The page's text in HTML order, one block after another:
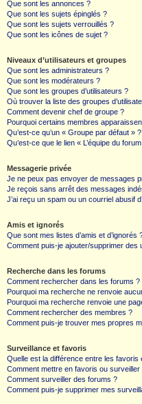
Que sont les annonces ?
Que sont les sujets épinglés ?
Que sont les sujets verrouillés ?
Que sont les icônes de sujet ?
Niveaux d’utilisateurs et groupes
Que sont les administrateurs ?
Que sont les modérateurs ?
Que sont les groupes d’utilisateurs ?
Où trouver la liste des groupes
Comment devenir chef de groupe ?
Pourquoi certains membres
Qu’est-ce qu’un « Groupe par défaut » ?
Qu’est-ce que le lien « L’équipe du
Messagerie privée
Je ne peux pas envoyer de messages
Je reçois sans arrêt des messages
J’ai reçu un spam ou un courriel abusif
Amis et ignorés
Que sont mes listes d’amis et d’ignorés
Comment puis-je ajouter/supprimer des
Recherche dans les forums
Comment rechercher dans les forums ?
Pourquoi ma recherche ne renvoie
Pourquoi ma recherche renvoie une
Comment rechercher des membres ?
Comment puis-je trouver mes propres
Surveillance et favoris
Quelle est la différence entre les favoris
Comment mettre en favoris ou
Comment surveiller des forums ?
Comment puis-je supprimer mes